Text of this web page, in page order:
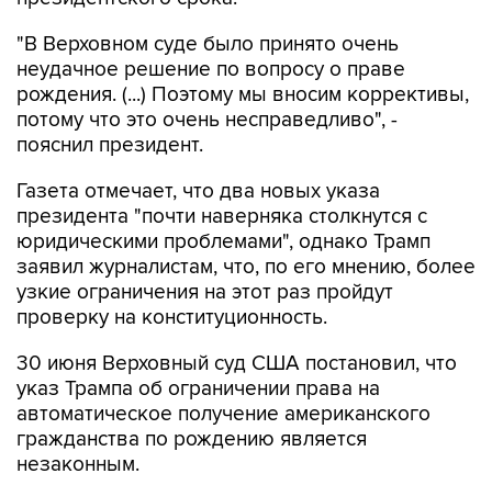
"В Верховном суде было принято очень
неудачное решение по вопросу о праве
рождения. (...) Поэтому мы вносим коррективы,
потому что это очень несправедливо", -
пояснил президент.
Газета отмечает, что два новых указа
президента "почти наверняка столкнутся с
юридическими проблемами", однако Трамп
заявил журналистам, что, по его мнению, более
узкие ограничения на этот раз пройдут
проверку на конституционность.
30 июня Верховный суд США постановил, что
указ Трампа об ограничении права на
автоматическое получение американского
гражданства по рождению является
незаконным.